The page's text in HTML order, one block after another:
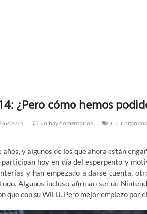
¿Pero cómo hemos
2014 No hay comentarios E3 Engañaos
y algunos de los que ahora están
hoy en día del esperpento y
y han empezado a darse cuenta,
Algunos incluso afirman ser de
que con su Wii U. Pero mejor empiezo por